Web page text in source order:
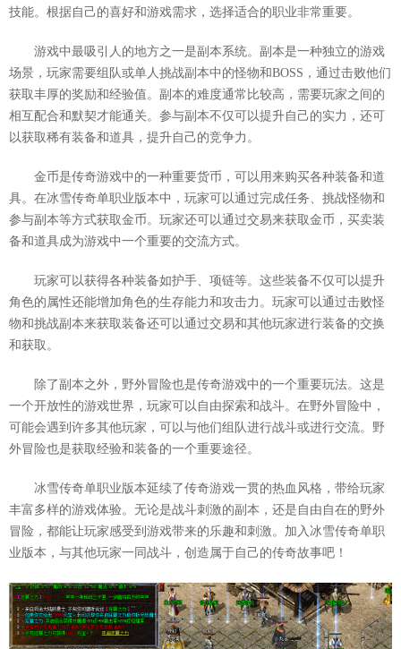
技能。根据自己的喜好和游戏需求，选择适合的职业非常重要。
游戏中最吸引人的地方之一是副本系统。副本是一种独立的游戏
场景，玩家需要组队或单人挑战副本中的怪物和BOSS，通过击败他们
获取丰厚的奖励和经验值。副本的难度通常比较高，需要玩家之间的
相互配合和默契才能通关。参与副本不仅可以提升自己的实力，还可
以获取稀有装备和道具，提升自己的竞争力。
金币是传奇游戏中的一种重要货币，可以用来购买各种装备和道
具。在冰雪传奇单职业版本中，玩家可以通过完成任务、挑战怪物和
参与副本等方式获取金币。玩家还可以通过交易来获取金币，买卖装
备和道具成为游戏中一个重要的交流方式。
玩家可以获得各种装备如护手、项链等。这些装备不仅可以提升
角色的属性还能增加角色的生存能力和攻击力。玩家可以通过击败怪
物和挑战副本来获取装备还可以通过交易和其他玩家进行装备的交换
和获取。
除了副本之外，野外冒险也是传奇游戏中的一个重要玩法。这是
一个开放性的游戏世界，玩家可以自由探索和战斗。在野外冒险中，
可能会遇到许多其他玩家，可以与他们组队进行战斗或进行交流。野
外冒险也是获取经验和装备的一个重要途径。
冰雪传奇单职业版本延续了传奇游戏一贯的热血风格，带给玩家
丰富多样的游戏体验。无论是战斗刺激的副本，还是自由自在的野外
冒险，都能让玩家感受到游戏带来的乐趣和刺激。加入冰雪传奇单职
业版本，与其他玩家一同战斗，创造属于自己的传奇故事吧！